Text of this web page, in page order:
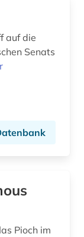
auf die
Senats
Pioch im